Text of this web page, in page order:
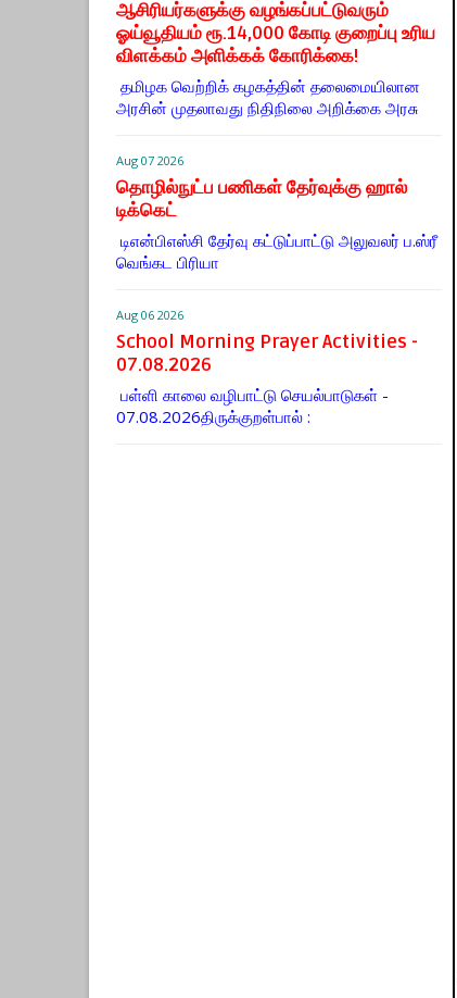
ஆசிரியர்களுக்கு வழங்கப்பட்டுவரும்
ஓய்வூதியம் ரூ.14,000 கோடி குறைப்பு உரிய
விளக்கம் அளிக்கக் கோரிக்கை!
தமிழக வெற்றிக் கழகத்தின் தலைமையிலான
அரசின் முதலாவது நிதிநிலை அறிக்கை அரசு
Aug 07 2026
தொழில்நுட்ப பணிகள் தேர்வுக்கு ஹால் ​
டிக்கெட்
டிஎன்​பிஎஸ்சி தேர்வு கட்​டுப்​பாட்டு அலு​வலர் ப.ஸ்ரீ
வெங்கட பிரியா
Aug 06 2026
School Morning Prayer Activities -
07.08.2026
பள்ளி காலை வழிபாட்டு செயல்பாடுகள் -
07.08.2026திருக்குறள்பால் :